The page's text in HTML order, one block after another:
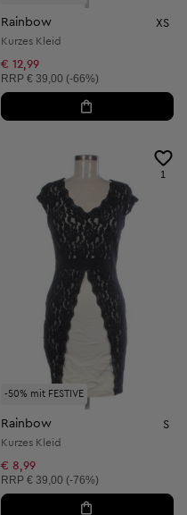
Rainbow XS
Kurzes Kleid
€ 12,99
Unverbindliche Preisempfehlung:
RRP € 39,00 (-66%)
-50% mit FESTIVE
1
Rainbow S
Kurzes Kleid
€ 8,99
Unverbindliche Preisempfehlung:
RRP € 39,00 (-76%)